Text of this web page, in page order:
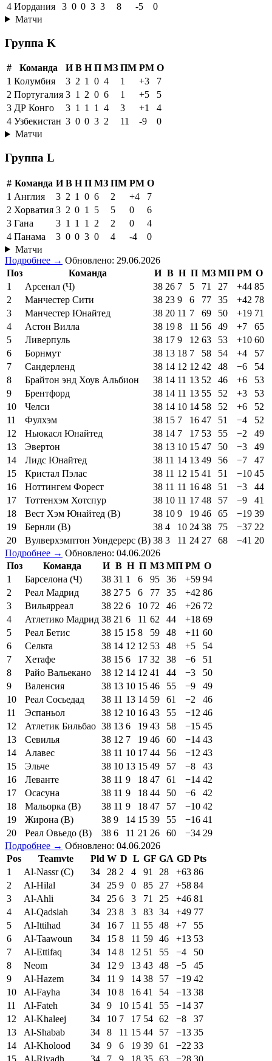
4 Иордания 3 0 0 3 3 8 -5
0
Матчи
Группа K
# Команда И В Н П МЗ ПМ РМ О
1 Колумбия 3 2 1 0 4 1 +3
7
2 Португалия 3 1 2 0 6 1 +5
5
3 ДР Конго 3 1 1 1 4 3 +1
4
4 Узбекистан 3 0 0 3 2 11 -9
0
Матчи
Группа L
# Команда И В Н П МЗ ПМ РМ О
1 Англия 3 2 1 0 6 2 +4
7
2 Хорватия 3 2 0 1 5 5 0
6
3 Гана 3 1 1 1 2 2 0
4
4 Панама 3 0 0 3 0 4 -4
0
Матчи
Подробнее → Обновлено: 29.06.2026
Поз
Команда И В Н П МЗ МП РМ О
1
Арсенал (Ч) 38 26 7 5 71 27 +44 85
2
Манчестер Сити 38 23 9 6 77 35 +42 78
3
Манчестер Юнайтед 38 20 11 7 69 50 +19 71
4
Астон Вилла 38 19 8 11 56 49 +7
65
5
Ливерпуль 38 17 9 12 63 53 +10 60
6
Борнмут 38 13 18 7 58 54 +4
57
7
Сандерленд 38 14 12 12 42 48 −6
54
8
Брайтон энд Хоув Альбион 38 14 11 13 52 46 +6
53
9
Брентфорд 38 14 11 13 55 52 +3
53
10
Челси 38 14 10 14 58 52 +6
52
11
Фулхэм 38 15 7 16 47 51 −4
52
12
Ньюкасл Юнайтед 38 14 7 17 53 55 −2
49
13
Эвертон 38 13 10 15 47 50 −3
49
14
Лидс Юнайтед 38 11 14 13 49 56 −7
47
15
Кристал Пэлас 38 11 12 15 41 51 −10 45
16
Ноттингем Форест 38 11 11 16 48 51 −3
44
17
Тоттенхэм Хотспур 38 10 11 17 48 57 −9
41
18
Вест Хэм Юнайтед (В) 38 10 9 19 46 65 −19 39
19
Бернли (В) 38 4 10 24 38 75 −37 22
20
Вулверхэмптон Уондерерс (В) 38 3 11 24 27 68 −41 20
Подробнее → Обновлено: 04.06.2026
Поз
Команда И В Н П МЗ МП РМ О
1
Барселона (Ч) 38 31 1 6 95 36 +59 94
2
Реал Мадрид 38 27 5 6 77 35 +42 86
3
Вильярреал 38 22 6 10 72 46 +26 72
4
Атлетико Мадрид 38 21 6 11 62 44 +18 69
5
Реал Бетис 38 15 15 8 59 48 +11 60
6
Сельта 38 14 12 12 53 48 +5
54
7
Хетафе 38 15 6 17 32 38 −6
51
8
Райо Вальекано 38 12 14 12 41 44 −3
50
9
Валенсия 38 13 10 15 46 55 −9
49
10
Реал Сосьедад 38 11 13 14 59 61 −2
46
11
Эспаньол 38 12 10 16 43 55 −12 46
12
Атлетик Бильбао 38 13 6 19 43 58 −15 45
13
Севилья 38 12 7 19 46 60 −14 43
14
Алавес 38 11 10 17 44 56 −12 43
15
Эльче 38 10 13 15 49 57 −8
43
16
Леванте 38 11 9 18 47 61 −14 42
17
Осасуна 38 11 9 18 44 50 −6
42
18
Мальорка (В) 38 11 9 18 47 57 −10 42
19
Жирона (В) 38 9 14 15 39 55 −16 41
20
Реал Овьедо (В) 38 6 11 21 26 60 −34 29
Подробнее → Обновлено: 04.06.2026
Pos
Teamvte Pld W D L GF GA GD Pts
1
Al-Nassr (C) 34 28 2 4 91 28 +63 86
2
Al-Hilal 34 25 9 0 85 27 +58 84
3
Al-Ahli 34 25 6 3 71 25 +46 81
4
Al-Qadsiah 34 23 8 3 83 34 +49 77
5
Al-Ittihad 34 16 7 11 55 48 +7
55
6
Al-Taawoun 34 15 8 11 59 46 +13 53
7
Al-Ettifaq 34 14 8 12 51 55 −4
50
8
Neom 34 12 9 13 43 48 −5
45
9
Al-Hazem 34 11 9 14 38 57 −19 42
10
Al-Fayha 34 10 8 16 41 54 −13 38
11
Al-Fateh 34 9 10 15 41 55 −14 37
12
Al-Khaleej 34 10 7 17 54 62 −8
37
13
Al-Shabab 34 8 11 15 44 57 −13 35
14
Al-Kholood 34 9 6 19 39 61 −22 33
15
Al-Riyadh 34 7 9 18 35 63 −28 30